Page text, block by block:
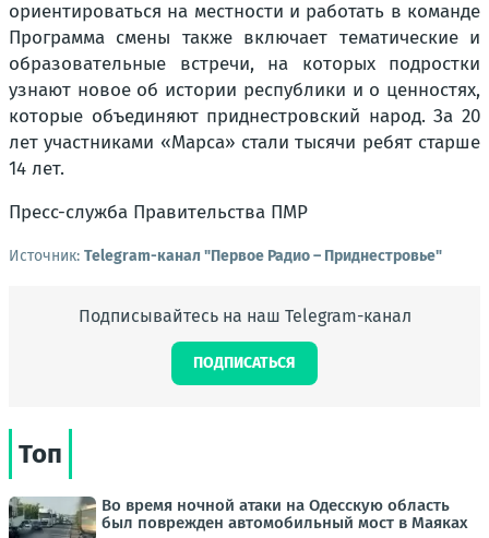
ориентироваться на местности и работать в команде
Программа смены также включает тематические и
образовательные встречи, на которых подростки
узнают новое об истории республики и о ценностях,
которые объединяют приднестровский народ. За 20
лет участниками «Марса» стали тысячи ребят старше
14 лет.
Пресс-служба Правительства ПМР
Источник: Telegram-канал "Первое Радио – Приднестровье"
Подписывайтесь на наш Telegram-канал
ПОДПИСАТЬСЯ
Топ
Во время ночной атаки на Одесскую область
был поврежден автомобильный мост в Маяках